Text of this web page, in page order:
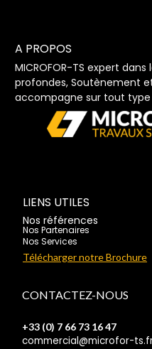
A PROPOS
MICROFOR-TS expert
profondes, Soutènement
accompagne sur tout
LIENS UTILES
Nos références
Nos Partenaires
Nos Services
Télécharger notre Brochure
CONTACTEZ-NOUS
+33 (0) 7 66 73 16 47
commercial@microfor-